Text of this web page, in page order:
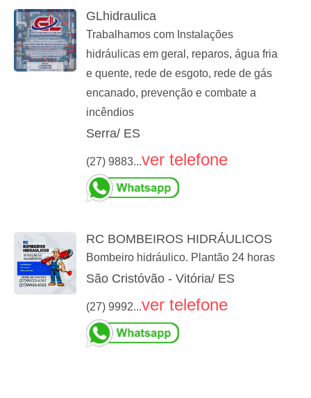
GLhidraulica
Trabalhamos com Instalações
hidráulicas em geral, reparos, água fria
e quente, rede de esgoto, rede de gás
encanado, prevenção e combate a
incêndios
Serra/ ES
(27) 9883...ver telefone
RC BOMBEIROS HIDRÁULICOS
Bombeiro hidráulico. Plantão 24 horas
São Cristóvão - Vitória/ ES
(27) 9992...ver telefone